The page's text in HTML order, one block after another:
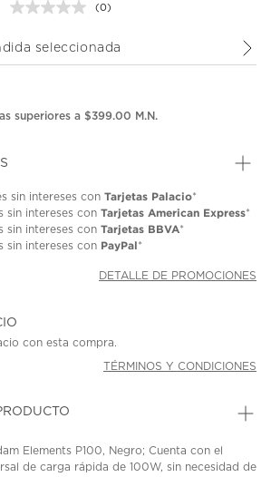
Sin
Enlace
(0)
seleccionada
superiores a $399.00 M.N.
sin intereses con Tarjetas Palacio*
sin intereses con Tarjetas American Express*
sin intereses con Tarjetas BBVA*
sin intereses con PayPal*
DETALLE DE PROMOCIONES
con esta compra.
TÉRMINOS Y CONDICIONES
Elements P100, Negro; Cuenta con el
de carga rápida de 100W, sin necesidad de